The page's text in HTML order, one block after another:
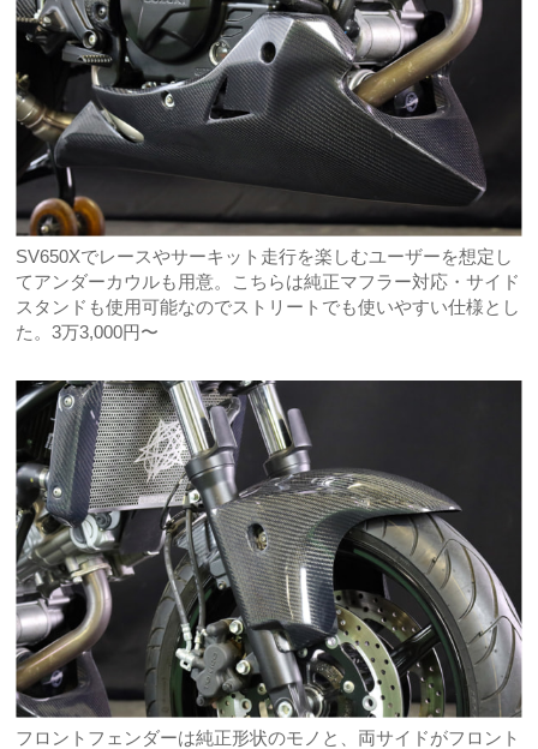
SV650Xでレースやサーキット走行を楽しむユーザーを想定し
てアンダーカウルも用意。こちらは純正マフラー対応・サイド
スタンドも使用可能なのでストリートでも使いやすい仕様とし
た。3万3,000円〜
フロントフェンダーは純正形状のモノと、両サイドがフロント